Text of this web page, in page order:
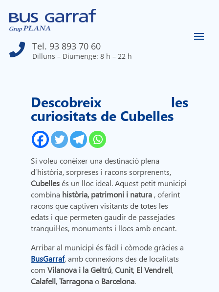
 Tel. 93 893 70 60
Dilluns – Diumenge: 8 h – 22 h
Descobreix les
curiositats de Cubelles
Si voleu conèixer una destinació plena
d’història, sorpreses i racons sorprenents,
Cubellesés un lloc ideal. Aquest petit municipi
combina història, patrimoni i natura , oferint
racons que captiven visitants de totes les
edats i que permeten gaudir de passejades
tranquil·les, monuments i llocs amb encant.
Arribar al municipi és fàcil i còmode gràcies a
BusGarraf, amb connexions des de localitats
comVilanova i la Geltrú,Cunit, El Vendrell,
Calafell,Tarragonao Barcelona.